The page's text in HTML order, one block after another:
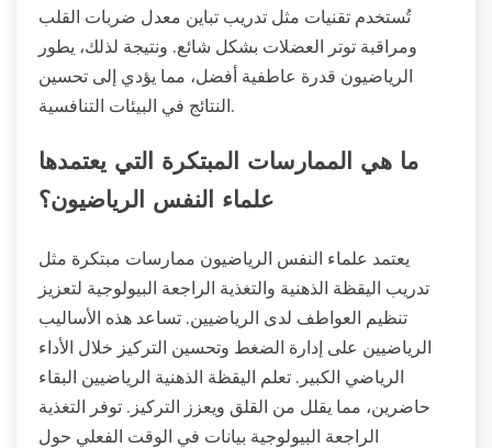
تُستخدم تقنيات مثل تدريب تباين معدل ضربات القلب
ومراقبة توتر العضلات بشكل شائع. ونتيجة لذلك، يطور
الرياضيون قدرة عاطفية أفضل، مما يؤدي إلى تحسين
النتائج في البيئات التنافسية.
ما هي الممارسات المبتكرة التي يعتمدها
علماء النفس الرياضيون؟
يعتمد علماء النفس الرياضيون ممارسات مبتكرة مثل
تدريب اليقظة الذهنية والتغذية الراجعة البيولوجية لتعزيز
تنظيم العواطف لدى الرياضيين. تساعد هذه الأساليب
الرياضيين على إدارة الضغط وتحسين التركيز خلال الأداء
الرياضي الكبير. تعلم اليقظة الذهنية الرياضيين البقاء
حاضرين، مما يقلل من القلق ويعزز التركيز. توفر التغذية
الراجعة البيولوجية بيانات في الوقت الفعلي حول